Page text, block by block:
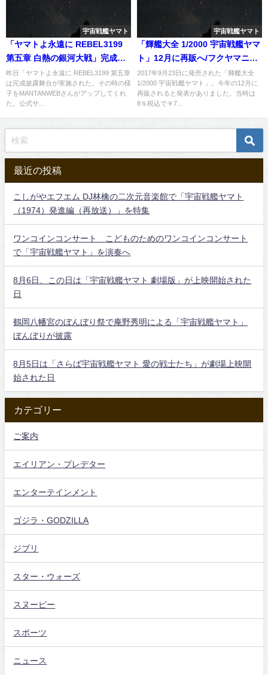
宇宙戦艦ヤマト
「ヤマトよ永遠に REBEL3199
第五章 白熱の銀河大戦」完成披
露舞台レポート記事がアップ
昨日「ヤマトよ永遠に REBEL3199 第五章
は完成披露舞台が実施された。その時の様
子をMANTANWEBさんがアップしてくれ
た。公式サ...
宇宙戦艦ヤマト
「輝艦大全 1/2000 宇宙戦艦ヤマ
ト」12月に再販へ/フクヤマニメ
にて「ヤマトよ永遠に」が10月
に特別上映へ
2017年9月23日に発売された「輝艦大全
1/2000 宇宙戦艦ヤマト」。今年の12月に
再販されると発表がありました。当時は
8％税込で￥7...
最近の投稿
こしがやエフエム DJ林檎の二次元音楽館で「宇宙戦艦ヤマト
（1974）発進編（再放送）」を特集
ワンコインコンサート こどものためのワンコインコンサート
で「宇宙戦艦ヤマト」を演奏へ
8月6日、この日は「宇宙戦艦ヤマト 劇場版」が上映開始された
日
鶴岡八幡宮のぼんぼり祭で庵野秀明による「宇宙戦艦ヤマト」
ぼんぼりが披露
8月5日は「さらば宇宙戦艦ヤマト 愛の戦士たち」が劇場上映開
始された日
カテゴリー
ご案内
エイリアン・プレデター
エンターテインメント
ゴジラ・GODZILLA
ジブリ
スター・ウォーズ
スヌーピー
スポーツ
ニュース